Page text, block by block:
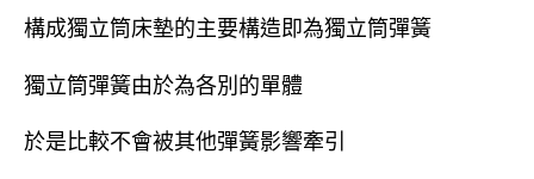
構成獨立筒床墊的主要構造即為獨立筒彈簧
獨立筒彈簧由於為各別的單體
於是比較不會被其他彈簧影響牽引